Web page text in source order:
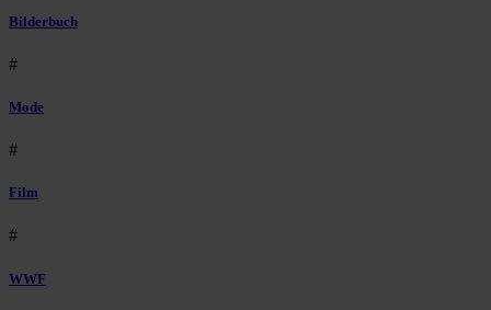
Bilderbuch
#
Mode
#
Film
#
WWF